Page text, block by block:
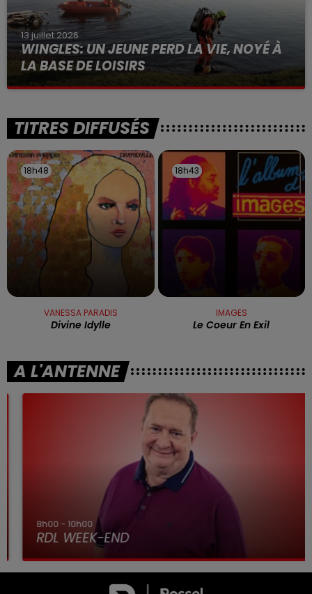
13 juillet 2026
WINGLES: UN JEUNE PERD LA VIE, NOYÉ À
LA BASE DE LOISIRS
La victime a coulé à pic
TITRES DIFFUSÉS
18h48
18h48
VANESSA PARADIS
Divine Idylle
18h43
18h43
IMAGES
Le Coeur En Exil
A L'ANTENNE
8h00 - 10h00
RDL WEEK-END